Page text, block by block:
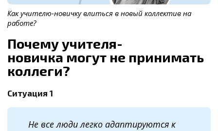
Как учителю-новичку влиться в новый коллектив на
работе?
Почему учителя-
новичка могут не принимать
коллеги?
Ситуация 1
Не все люди легко адаптируются к